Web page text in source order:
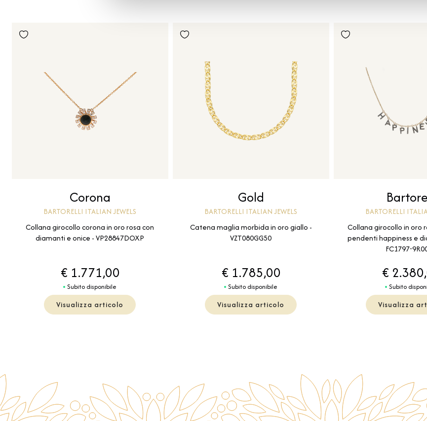
Corona
BARTORELLI ITALIAN JEWELS
Collana girocollo corona in oro rosa con
diamanti e onice - VP28847DOXP
€ 1.771,00
Subito disponibile
Visualizza articolo
Gold
BARTORELLI ITALIAN JEWELS
Catena maglia morbida in oro giallo -
VZT080GG50
€ 1.785,00
Subito disponibile
Visualizza articolo
BARTORELLI
Collana girocollo in oro
pendenti happiness e
FC1797-
€
Subito
Visualizza